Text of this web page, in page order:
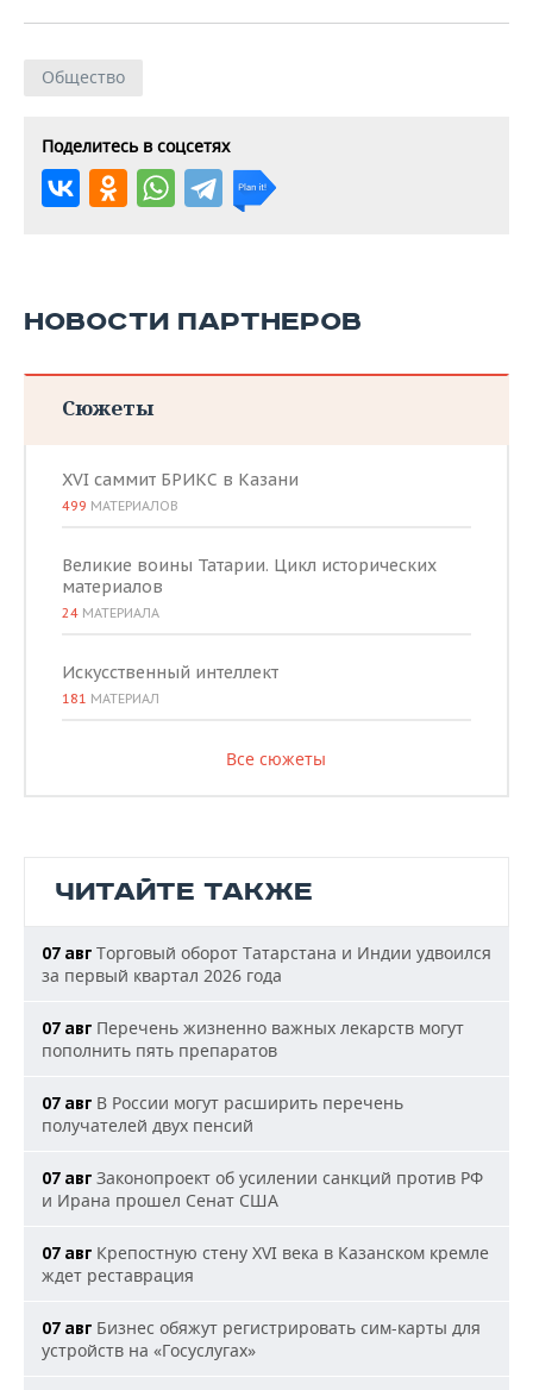
Общество
Поделитесь в соцсетях
НОВОСТИ ПАРТНЕРОВ
Сюжеты
XVI саммит БРИКС в Казани
499 МАТЕРИАЛОВ
Великие воины Татарии. Цикл исторических
материалов
24 МАТЕРИАЛА
Искусственный интеллект
181 МАТЕРИАЛ
Все сюжеты
ЧИТАЙТЕ ТАКЖЕ
07 авг Торговый оборот Татарстана и Индии удвоился
за первый квартал 2026 года
07 авг Перечень жизненно важных лекарств могут
пополнить пять препаратов
07 авг В России могут расширить перечень
получателей двух пенсий
07 авг Законопроект об усилении санкций против РФ
и Ирана прошел Сенат США
07 авг Крепостную стену XVI века в Казанском кремле
ждет реставрация
07 авг Бизнес обяжут регистрировать сим-карты для
устройств на «Госуслугах»